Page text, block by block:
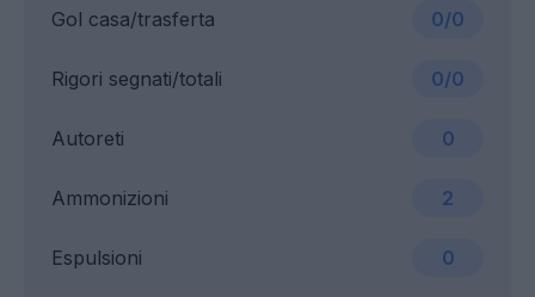
Gol casa/trasferta 0/0
Ammonizioni 2
Rigori segnati/totali 0/0
Espulsioni 0
Autoreti 0